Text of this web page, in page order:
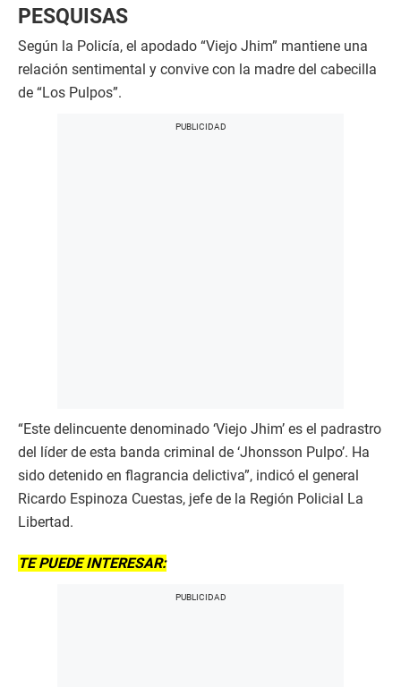
PESQUISAS
Según la Policía, el apodado “Viejo Jhim” mantiene una
relación sentimental y convive con la madre del cabecilla
de “Los Pulpos”.
“Este delincuente denominado ‘Viejo Jhim’ es el padrastro
del líder de esta banda criminal de ‘Jhonsson Pulpo’. Ha
sido detenido en flagrancia delictiva”, indicó el general
Ricardo Espinoza Cuestas, jefe de la Región Policial La
Libertad.
TE PUEDE INTERESAR: